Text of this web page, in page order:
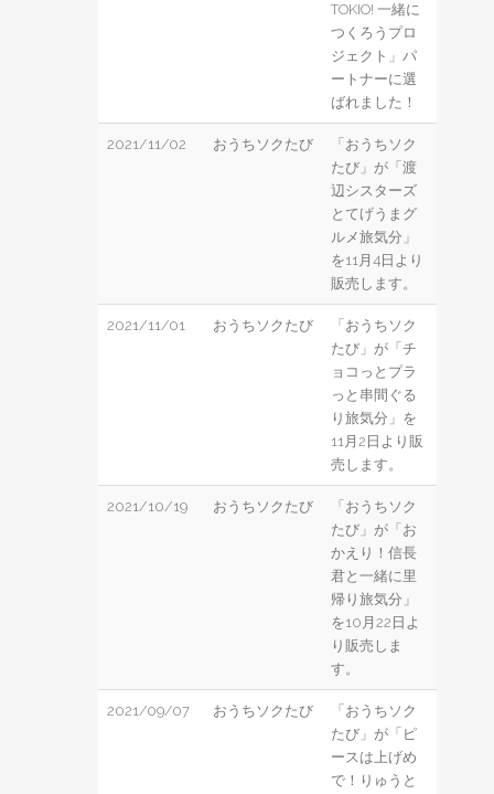
TOKIO! ⼀緒に
つくろうプロ
ジェクト」パ
ートナーに選
ばれました！
2021/11/02 おうちソクたび
「おうちソク
たび」が「渡
辺シスターズ
とてげうまグ
ルメ旅気分」
を11月4日より
販売します。
2021/11/01 おうちソクたび
「おうちソク
たび」が「チ
ョコっとプラ
っと串間ぐる
り旅気分」を
11月2日より販
売します。
2021/10/19 おうちソクたび
「おうちソク
たび」が「お
かえり！信長
君と一緒に里
帰り旅気分」
を10月22日よ
り販売しま
す。
2021/09/07 おうちソクたび
「おうちソク
たび」が「ピ
ースは上げめ
で！りゅうと